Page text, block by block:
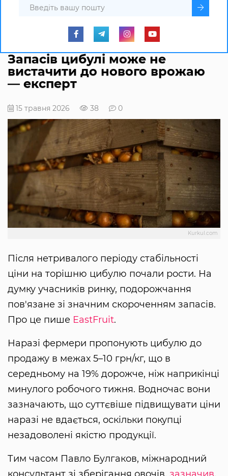
Запасів цибулі може не
вистачити до нового врожаю
— експерт
15 травня 2026 38 0
Kurkul.com
Після нетривалого періоду стабільності
ціни на торішню цибулю почали рости. На
думку учасників ринку, подорожчання
пов'язане зі значним скороченням запасів.
Про це пише EastFruit.
Наразі фермери пропонують цибулю до
продажу в межах 5–10 грн/кг, що в
середньому на 19% дорожче, ніж наприкінці
минулого робочого тижня. Водночас вони
зазначають, що суттєвіше підвищувати ціни
наразі не вдається, оскільки покупці
незадоволені якістю продукції.
Тим часом Павло Булгаков, міжнародний